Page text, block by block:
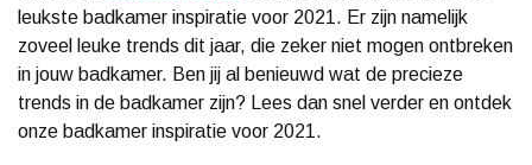
leukste badkamer inspiratie voor 2021. Er zijn namelijk
zoveel leuke trends dit jaar, die zeker niet mogen ontbreken
in jouw badkamer. Ben jij al benieuwd wat de precieze
trends in de badkamer zijn? Lees dan snel verder en ontdek
onze badkamer inspiratie voor 2021.